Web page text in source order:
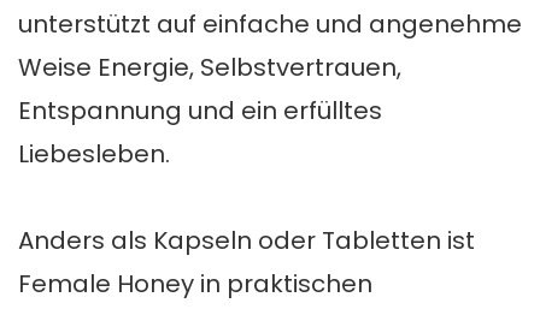
unterstützt auf einfache und angenehme
Weise Energie, Selbstvertrauen,
Entspannung und ein erfülltes
Liebesleben.
Anders als Kapseln oder Tabletten ist
Female Honey in praktischen